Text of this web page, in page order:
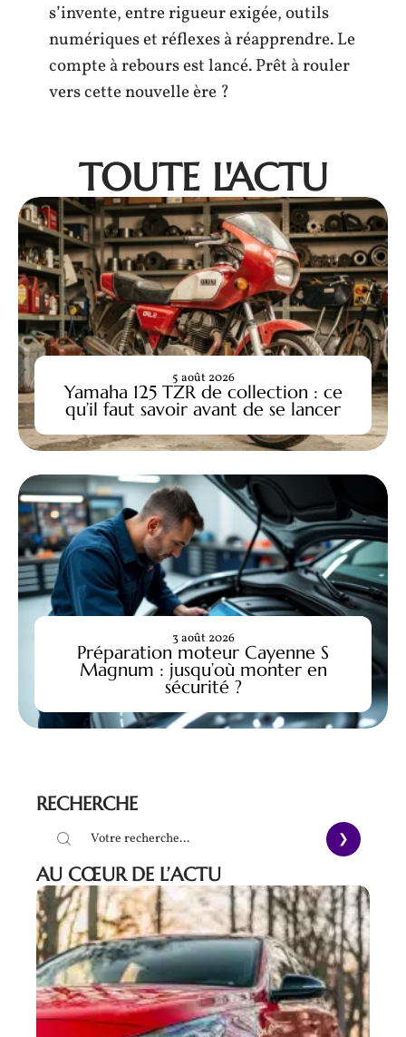
s’invente, entre rigueur exigée, outils
numériques et réflexes à réapprendre. Le
compte à rebours est lancé. Prêt à rouler
vers cette nouvelle ère ?
TOUTE L'ACTU
Yamaha 125 TZR de collection : ce
qu’il faut savoir avant de se lancer
5 août 2026
Préparation moteur Cayenne S
Magnum : jusqu’où monter en
sécurité ?
3 août 2026
RECHERCHE
AU CŒUR DE L’ACTU